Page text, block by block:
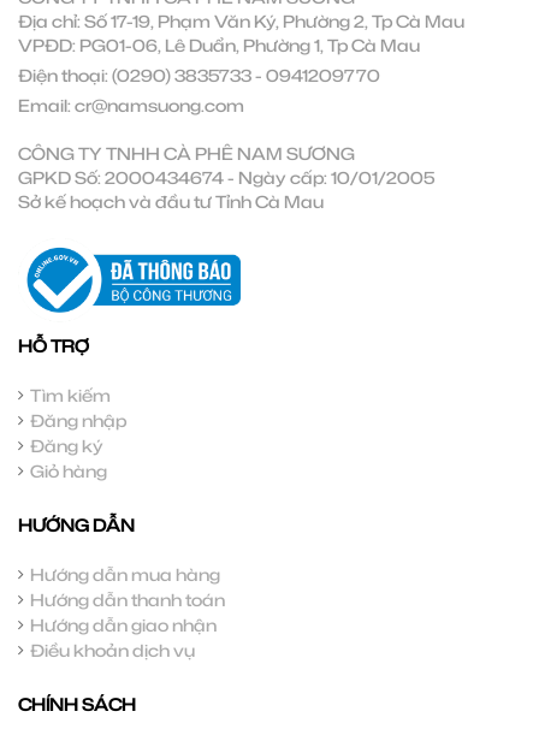
Địa chỉ: Số 17-19, Phạm Văn Ký, Phường 2, Tp Cà Mau
VPĐD: PG01-06, Lê Duẩn, Phường 1, Tp Cà Mau
Điện thoại: (0290) 3835733- 0941209770
Email: cr@namsuong.com
CÔNG TY TNHH CÀ PHÊ NAM SƯƠNG
GPKD Số: 2000434674 - Ngày cấp: 10/01/2005
Sở kế hoạch và đầu tư Tỉnh Cà Mau
HỖ TRỢ
Tìm kiếm
Đăng nhập
Đăng ký
Giỏ hàng
HƯỚNG DẪN
Hướng dẫn mua hàng
Hướng dẫn thanh toán
Hướng dẫn giao nhận
Điều khoản dịch vụ
CHÍNH SÁCH